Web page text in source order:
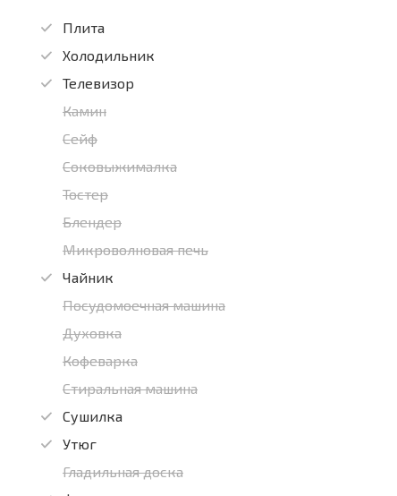
Плита
Холодильник
Телевизор
Камин
Сейф
Соковыжималка
Тостер
Блендер
Микроволновая печь
Чайник
Посудомоечная машина
Духовка
Кофеварка
Стиральная машина
Сушилка
Утюг
Гладильная доска